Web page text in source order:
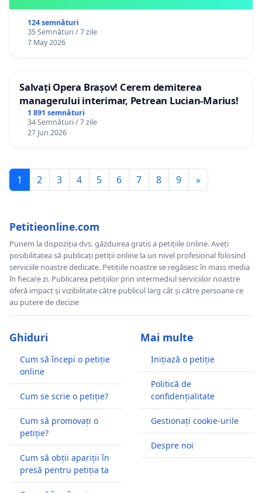
124 semnături
35 Semnături / 7 zile
7 May 2026
Salvați Opera Brașov! Cerem demiterea
managerului interimar, Petrean Lucian-Marius!
1 891 semnături
34 Semnături / 7 zile
27 Jun 2026
1 2 3 4 5 6 7 8 9 »
Petitieonline.com
Punem la dispoziția dvs. găzduirea gratis a petițiile online. Aveți
posibilitatea să publicați petiții online la un nivel profesional folosind
serviciile noastre dedicate. Petițiile noastre se regăsesc în mass media
în fiecare zi. Publicarea petițiilor prin intermediul serviciilor noastre
oferă impact și vizibilitate către publicul larg cât și către persoane ce
au putere de decizie
Ghiduri
Cum să începi o petiție
online
Cum se scrie o petiție?
Cum să promovați o
petiție?
Cum să obții apariții în
presă pentru petiția ta
Mai multe
Inițiază o petiție
Politică de
confidențialitate
Gestionați cookie-urile
Despre noi